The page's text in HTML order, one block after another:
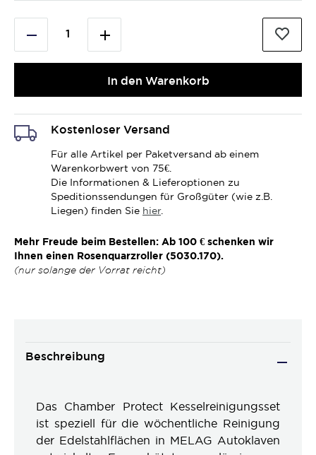
In den Warenkorb
Kostenloser Versand
Für alle Artikel per Paketversand ab einem
Warenkorbwert von 75€.
Die Informationen & Lieferoptionen zu
Speditionssendungen für Großgüter (wie z.B.
Liegen) finden Sie hier.
Mehr Freude beim Bestellen: Ab 100 € schenken wir
Ihnen einen Rosenquarzroller (5030.170).
(nur solange der Vorrat reicht)
Beschreibung
Das Chamber Protect Kesselreinigungsset
ist speziell für die wöchentliche Reinigung
der Edelstahlflächen in MELAG Autoklaven